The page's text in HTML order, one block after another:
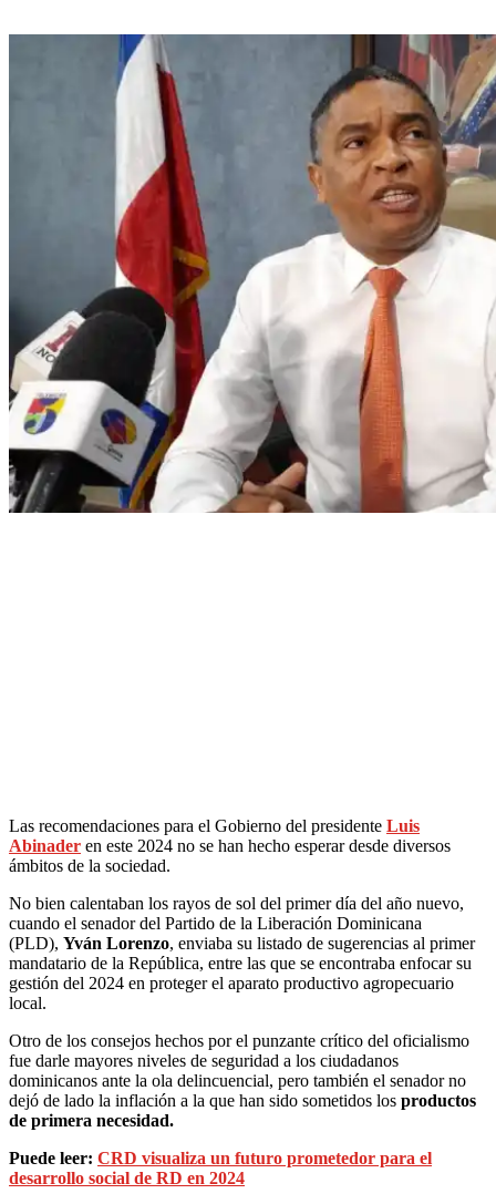
Las recomendaciones para el Gobierno del presidente Luis
Abinader en este 2024 no se han hecho esperar desde diversos
ámbitos de la sociedad.
No bien calentaban los rayos de sol del primer día del año nuevo,
cuando el senador del Partido de la Liberación Dominicana
(PLD), Yván Lorenzo, enviaba su listado de sugerencias al primer
mandatario de la República, entre las que se encontraba enfocar su
gestión del 2024 en proteger el aparato productivo agropecuario
local.
Otro de los consejos hechos por el punzante crítico del oficialismo
fue darle mayores niveles de seguridad a los ciudadanos
dominicanos ante la ola delincuencial, pero también el senador no
dejó de lado la inflación a la que han sido sometidos los productos
de primera necesidad.
Puede leer: CRD visualiza un futuro prometedor para el
desarrollo social de RD en 2024